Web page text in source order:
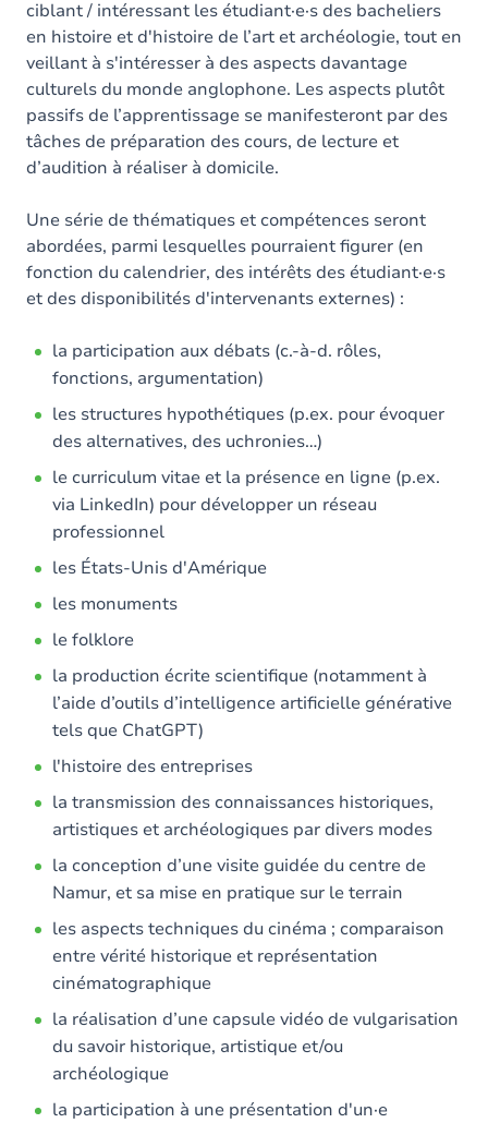
ciblant / intéressant les étudiant·e·s des bacheliers
en histoire et d'histoire de l’art et archéologie, tout en
veillant à s'intéresser à des aspects davantage
culturels du monde anglophone. Les aspects plutôt
passifs de l’apprentissage se manifesteront par des
tâches de préparation des cours, de lecture et
d’audition à réaliser à domicile.
Une série de thématiques et compétences seront
abordées, parmi lesquelles pourraient figurer (en
fonction du calendrier, des intérêts des étudiant·e·s
et des disponibilités d'intervenants externes) :
la participation aux débats (c.-à-d. rôles,
fonctions, argumentation)
les structures hypothétiques (p.ex. pour évoquer
des alternatives, des uchronies…)
le curriculum vitae et la présence en ligne (p.ex.
via LinkedIn) pour développer un réseau
professionnel
les États-Unis d'Amérique
les monuments
le folklore
la production écrite scientifique (notamment à
l’aide d’outils d’intelligence artificielle générative
tels que ChatGPT)
l'histoire des entreprises
la transmission des connaissances historiques,
artistiques et archéologiques par divers modes
la conception d’une visite guidée du centre de
Namur, et sa mise en pratique sur le terrain
les aspects techniques du cinéma ; comparaison
entre vérité historique et représentation
cinématographique
la réalisation d’une capsule vidéo de vulgarisation
du savoir historique, artistique et/ou
archéologique
la participation à une présentation d'un·e